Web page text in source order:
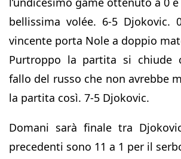
bellissima volée. 6-5 Djokovic.
vincente porta Nole a doppio
Purtroppo la partita si chiude
fallo del russo che non avrebbe
la partita così. 7-5 Djokovic.
Domani sarà finale tra
precedenti sono 11 a 1 per il